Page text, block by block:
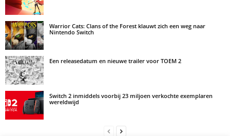
Warrior Cats: Clans of the Forest klauwt zich een weg naar
Nintendo Switch
Een releasedatum en nieuwe trailer voor TOEM 2
Switch 2 inmiddels voorbij 23 miljoen verkochte exemplaren
wereldwijd